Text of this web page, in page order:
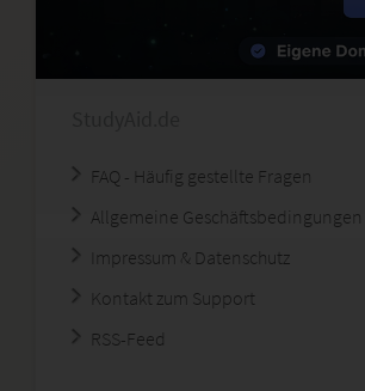
FAQ - Häufig gestellte Fragen
Allgemeine Geschäftsbedingungen
Impressum & Datenschutz
Kontakt zum Support
RSS-Feed